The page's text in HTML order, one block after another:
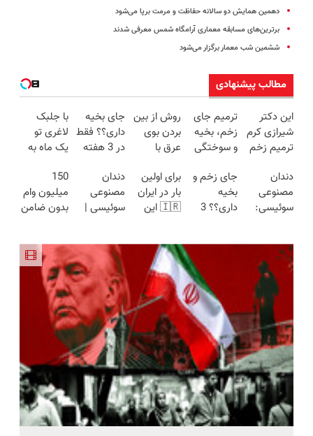
دهمین همایش دو سالانه حفاظت و مرمت برپا می‌شود
برترین‌های مسابقه معماری آرامگاه شمس معرفی شدند
ششمین شب معمار برگزار می‌شود
مطالب پیشنهادی
این دکتر
شیرازی کرم
ترمیم زخم
ساخت!!!
ترمیم جای
زخم، بخیه
و سوختگی
هفته!!😍
روش از بین
بردن بوی
عرق با
معروف
(فیلم را
ببینید)
جای بخیه
داری؟؟ فقط
در 3 هفته
کن!😍
با جلبک
لاغری تو
یک ماه به
برس(تا
امشب
تخفیف
دندان
مصنوعی
سوئیسی:
اروپا، سبک
و مقاوم |
پرداخت
قسطی
جای زخم و
بخیه
داری؟؟ 3
برای اولین
بار در ایران
🇮🇷 این
23 روزه
ساخت!
دندان
مصنوعی
سوئیسی |
طبیعی!
ویزیت
رایگان+پرداخت
اقساطی😍
150
میلیون وام
بدون ضامن
گوشی